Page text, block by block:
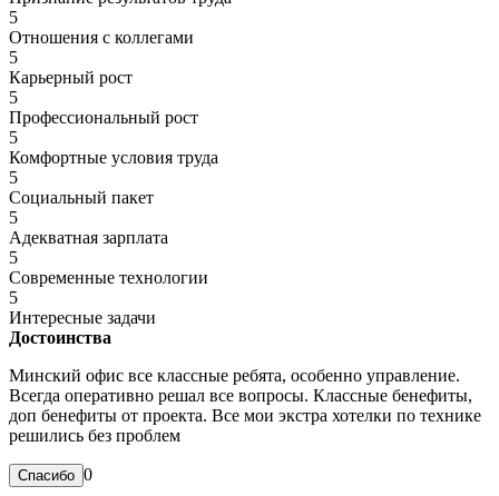
5
Отношения с коллегами
5
Карьерный рост
5
Профессиональный рост
5
Комфортные условия труда
5
Социальный пакет
5
Адекватная зарплата
5
Современные технологии
5
Интересные задачи
Достоинства
Минский офис все классные ребята, особенно управление.
Всегда оперативно решал все вопросы. Классные бенефиты,
доп бенефиты от проекта. Все мои экстра хотелки по технике
решились без проблем
0